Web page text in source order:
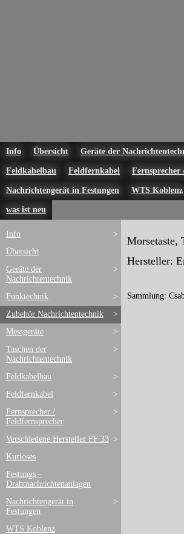
Info Übersicht Geräte der
Feldkabelbau Feldfernkabel Fernsprecher
Nachrichtengerät in Festungen WTS Koblenz
was ist neu
>
Info
Übersicht
>
Geräte der
Nachrichtentechnik
>
Funktechnik
>
Zubehör Nachrichtentechnik
>
Messgeräte
>
Taschen der
Nachrichtentechnik
>
Feldkabelbau
>
Feldfernkabel
>
Fernsprecher /
Feldfernsprecher
>
Verschiedene Hersteller FF 33
Kurioses
Festungs –
Drahtnachrichtenanlagen
>
Nachrichtengerät in
Festungen
WTS Koblenz
Morsetaste,
Hersteller:
Sammlung: